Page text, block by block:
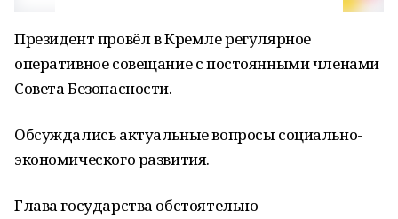
Президент провёл в Кремле регулярное
оперативное совещание с постоянными членами
Совета Безопасности.
Обсуждались актуальные вопросы социально-
экономического развития.
Глава государства обстоятельно